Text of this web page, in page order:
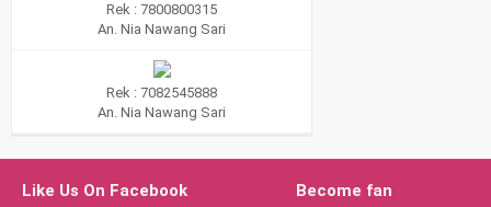
Rek : 7800800315
An. Nia Nawang Sari
Rek : 7082545888
An. Nia Nawang Sari
Like Us On Facebook Become fan